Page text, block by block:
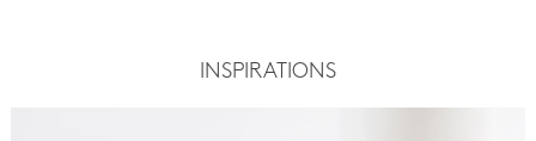
INSPIRATIONS